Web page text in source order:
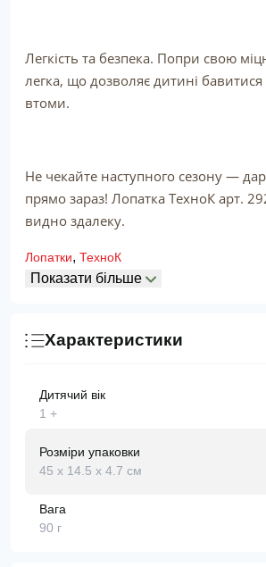
Легкість та безпека. Попри свою
легка, що дозволяє дитині бавитися
втоми.
Не чекайте наступного сезону —
прямо зараз! Лопатка ТехноК арт.
видно здалеку.
Лопатки, ТехноК
Показати більше
Характеристики
Дитячий вік
1 +
Розміри упаковки
45 х 14.5 х 4.7 см
Вага
90 г